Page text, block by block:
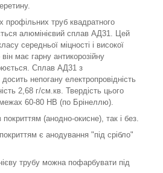
труб квадратного
алюмінієвий сплав АД31. Цей
середньої міцності і високої
має гарну антикорозійну
Сплав АД31 з
непогану електропровідність
2,68 г/см.кв. Твердість цього
60-80 НВ (по Брінеллю).
(анодно-окисне), так і без.
є анодування "під срібло"
трубу можна пофарбувати під